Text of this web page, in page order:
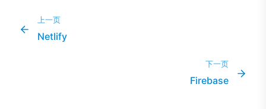
上一页
Netlify
下一页
Firebase